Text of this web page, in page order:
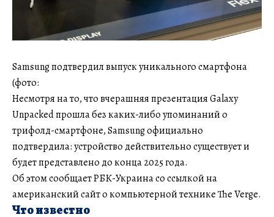
Samsung подтвердил выпуск уникального смартфона
(фото:
Несмотря на то, что вчерашняя презентация Galaxy
Unpacked прошла без каких-либо упоминаний о
трифолд-смартфоне, Samsung официально
подтвердила: устройство действительно существует и
будет представлено до конца 2025 года.
Об этом сообщает РБК-Украина со ссылкой на
американский сайт о компьютерной технике The Verge.
Что известно